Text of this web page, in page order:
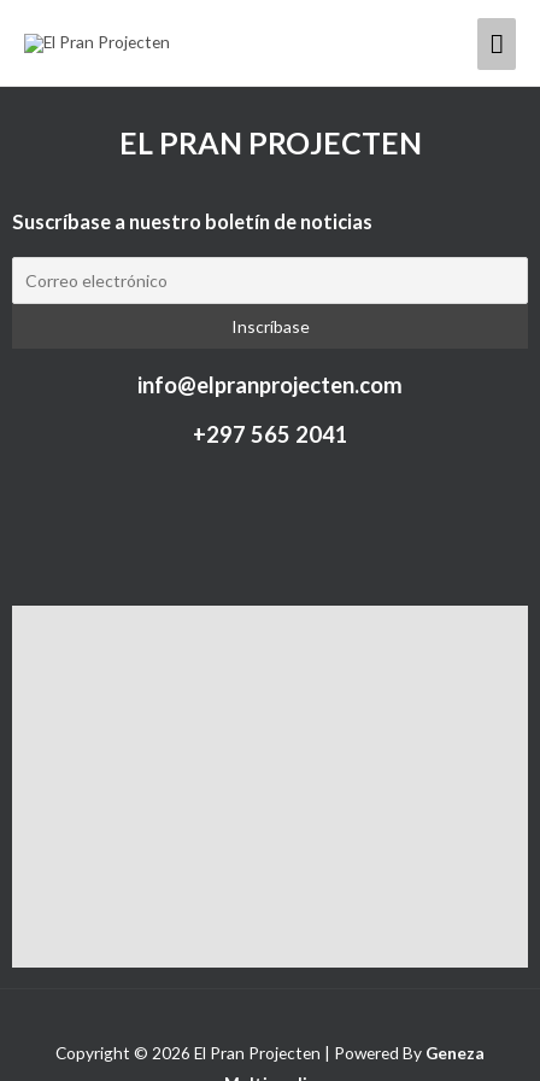
EL PRAN PROJECTEN
Suscríbase a nuestro boletín de noticias
info@elpranprojecten.com
+297 565 2041​
Copyright © 2026 El Pran Projecten | Powered By Geneza